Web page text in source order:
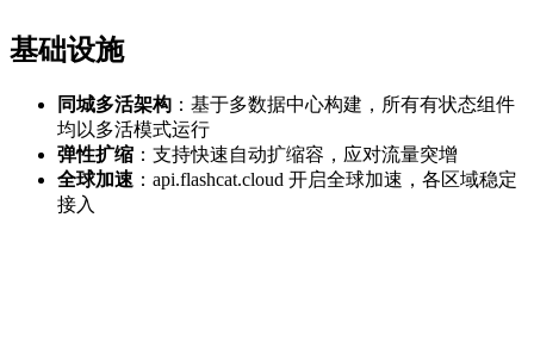
基础设施
同城多活架构 ：基于多数据中心构建，所有有状态组件
均以多活模式运行
弹性扩缩 ：支持快速自动扩缩容，应对流量突增
全球加速 ：api.flashcat.cloud 开启全球加速，各区域稳定
接入